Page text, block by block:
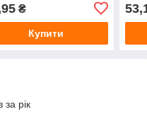
6 мм², отвір
₴
Купити
за рік